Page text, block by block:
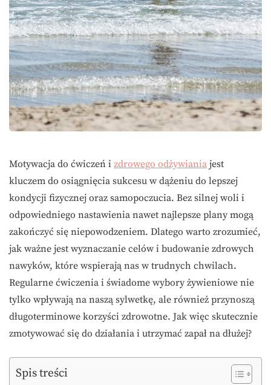
Motywacja do ćwiczeń i zdrowego odżywiania jest
kluczem do osiągnięcia sukcesu w dążeniu do lepszej
kondycji fizycznej oraz samopoczucia. Bez silnej woli i
odpowiedniego nastawienia nawet najlepsze plany mogą
zakończyć się niepowodzeniem. Dlatego warto zrozumieć,
jak ważne jest wyznaczanie celów i budowanie zdrowych
nawyków, które wspierają nas w trudnych chwilach.
Regularne ćwiczenia i świadome wybory żywieniowe nie
tylko wpływają na naszą sylwetkę, ale również przynoszą
długoterminowe korzyści zdrowotne. Jak więc skutecznie
zmotywować się do działania i utrzymać zapał na dłużej?
Spis treści